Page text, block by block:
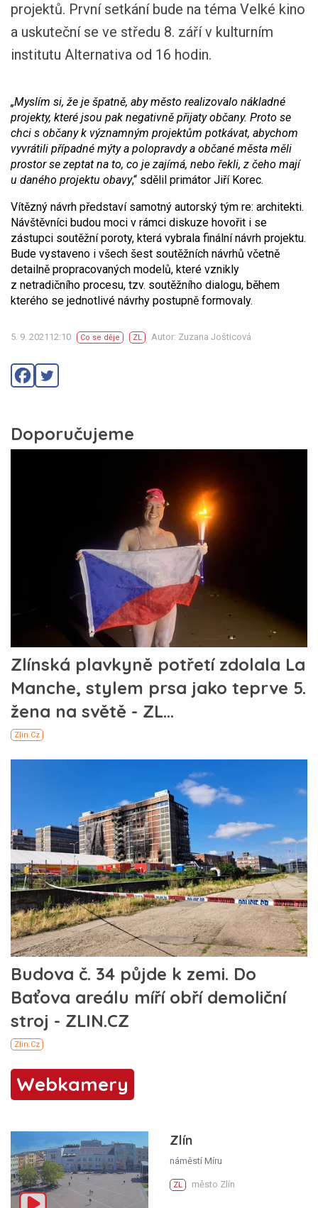
projektů. První setkání bude na téma Velké kino
a uskuteční se ve středu 8. září v kulturním
institutu Alternativa od 16 hodin.
„Myslím si, že je špatně, aby město realizovalo nákladné
projekty, které jsou pak negativně přijaty občany. Proto se
chci s občany k významným projektům potkávat, abychom
vyvrátili případné mýty a polopravdy a občané města měli
prostor se zeptat na to, co je zajímá, nebo řekli, z čeho mají
u daného projektu obavy,“ sdělil primátor Jiří Korec.
Vítězný návrh představí samotný autorský tým re: architekti.
Návštěvníci budou moci v rámci diskuze hovořit i se
zástupci soutěžní poroty, která vybrala finální návrh projektu.
Bude vystaveno i všech šest soutěžních návrhů včetně
detailně propracovaných modelů, které vznikly
z netradičního procesu, tzv. soutěžního dialogu, během
kterého se jednotlivé návrhy postupně formovaly.
5. 9. 202112:10 Co se děje ZL Autor: Zuzana Jošticová
Webkamery
Zlín
náměstí Míru
ZL město Zlín